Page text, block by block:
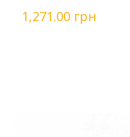
1,271.00 грн